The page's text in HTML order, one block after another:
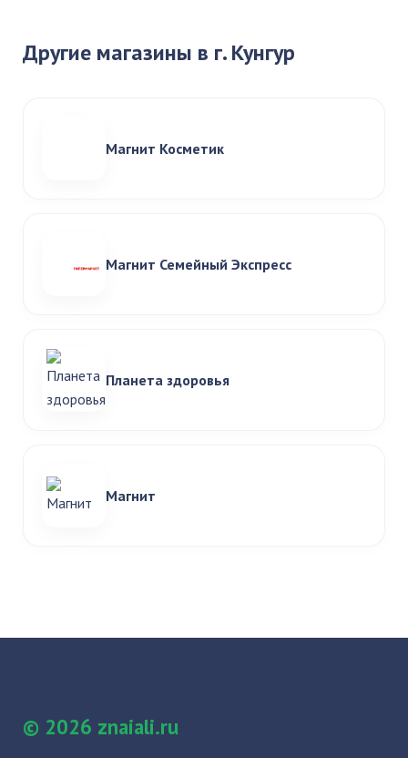
Другие магазины в г. Кунгур
Магнит Косметик
Магнит Семейный Экспресс
Планета здоровья
Магнит
© 2026 znaiali.ru